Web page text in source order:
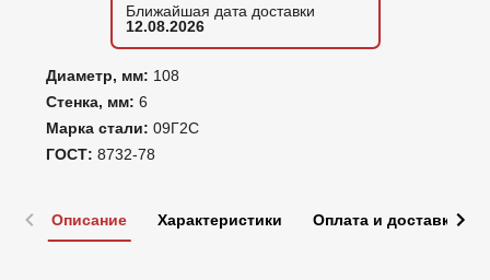
Диаметр, мм: 108
Стенка, мм: 6
Марка стали: 09Г2С
ГОСТ: 8732-78
Ближайшая дата доставки
12.08.2026
Описание Характеристики Оплата и доставка